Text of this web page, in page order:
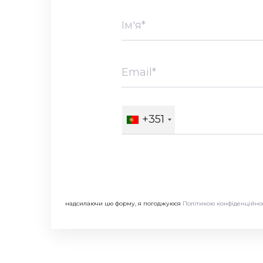
+351
надсилаючи цю форму, я погоджуюся Політикою